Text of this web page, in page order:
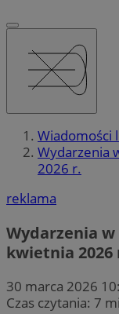
Wiadomości
Wydarzenia
2026 r.
reklama
Wydarzenia w
kwietnia 2026
30 marca 2026
Czas czytania: 7